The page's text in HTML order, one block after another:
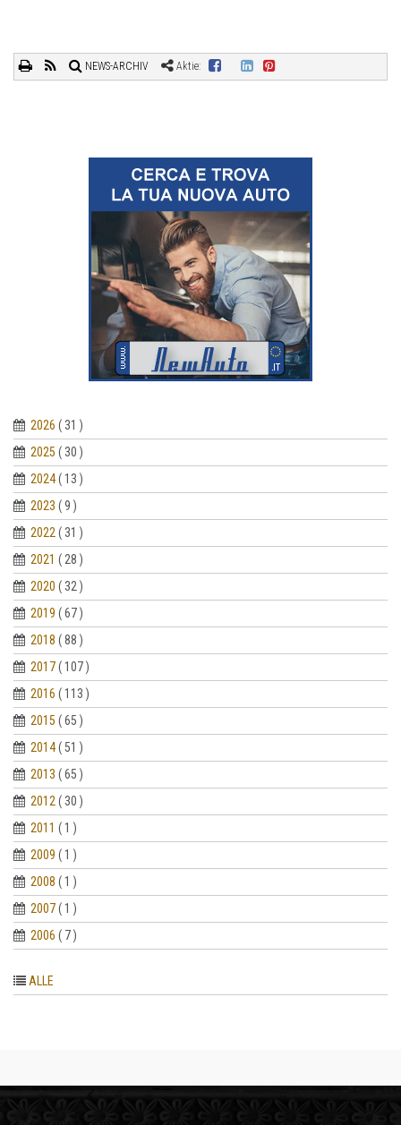
NEWS-ARCHIV Aktie:
2026 ( 31 )
2025 ( 30 )
2024( 13 )
2023 ( 9 )
2022 ( 31 )
2021 ( 28 )
2020 ( 32 )
2019 ( 67 )
2018 ( 88 )
2017( 107 )
2016 ( 113 )
2015 ( 65 )
2014( 51 )
2013 ( 65 )
2012 ( 30 )
2011 ( 1 )
2009 ( 1 )
2008 ( 1 )
2007( 1 )
2006 ( 7 )
ALLE